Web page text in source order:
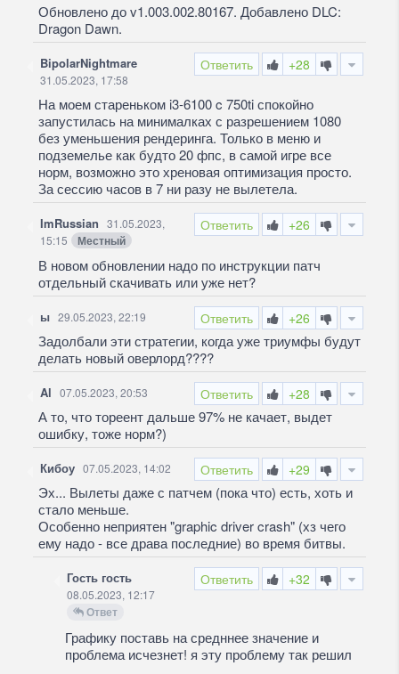
Обновлено до v1.003.002.80167. Добавлено DLC:
Dragon Dawn.
Ответить +28
BipolarNightmare
31.05.2023, 17:58
На моем стареньком i3-6100 c 750ti спокойно
запустилась на минималках с разрешением 1080
без уменьшения рендеринга. Только в меню и
подземелье как будто 20 фпс, в самой игре все
норм, возможно это хреновая оптимизация просто.
За сессию часов в 7 ни разу не вылетела.
Ответить +26
ImRussian 31.05.2023,
15:15
Местный
В новом обновлении надо по инструкции патч
отдельный скачивать или уже нет?
Ответить +26
ы 29.05.2023, 22:19
Задолбали эти стратегии, когда уже триумфы будут
делать новый оверлорд????
Ответить +28
Al 07.05.2023, 20:53
А то, что тореент дальше 97% не качает, выдет
ошибку, тоже норм?)
Ответить +29
Кибоу 07.05.2023, 14:02
Эх... Вылеты даже с патчем (пока что) есть, хоть и
стало меньше.
Особенно неприятен "graphic driver crash" (хз чего
ему надо - все драва последние) во время битвы.
Ответить +32
Гость гость
08.05.2023, 12:17
Ответ
Графику поставь на средннее значение и
проблема исчезнет! я эту проблему так решил